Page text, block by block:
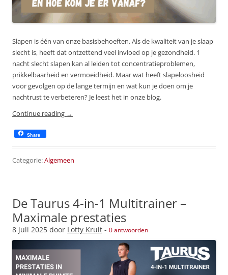
Slapen is één van onze basisbehoeften. Als de kwaliteit van je slaap
slecht is, heeft dat ontzettend veel invloed op je gezondheid. 1
nacht slecht slapen kan al leiden tot concentratieproblemen,
prikkelbaarheid en vermoeidheid. Maar wat heeft slapeloosheid
voor gevolgen op de lange termijn en wat kun je doen om je
nachtrust te verbeteren? Je leest het in onze blog.
Continue reading →
Share
Categorie:Algemeen
De Taurus 4-in-1 Multitrainer –
Maximale prestaties
8 juli 2025 door Lotty Kruit - 0 antwoorden